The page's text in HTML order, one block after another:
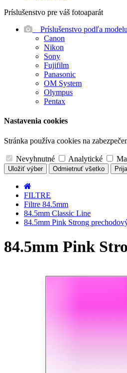
Príslušenstvo pre váš fotoaparát
Príslušenstvo podľa
Canon
Nikon
Sony
Fujifilm
Panasonic
OM System
Olympus
Pentax
Nastavenia cookies
Stránka používa cookies na
Nevyhnutné Analytické
Uložiť výber Odmietnuť všetko
FILTRE
Filtre 84.5mm
84.5mm Classic Line
84.5mm Pink Strong
84.5mm Pink